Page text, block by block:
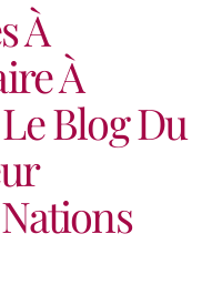
À
À
Blog Du